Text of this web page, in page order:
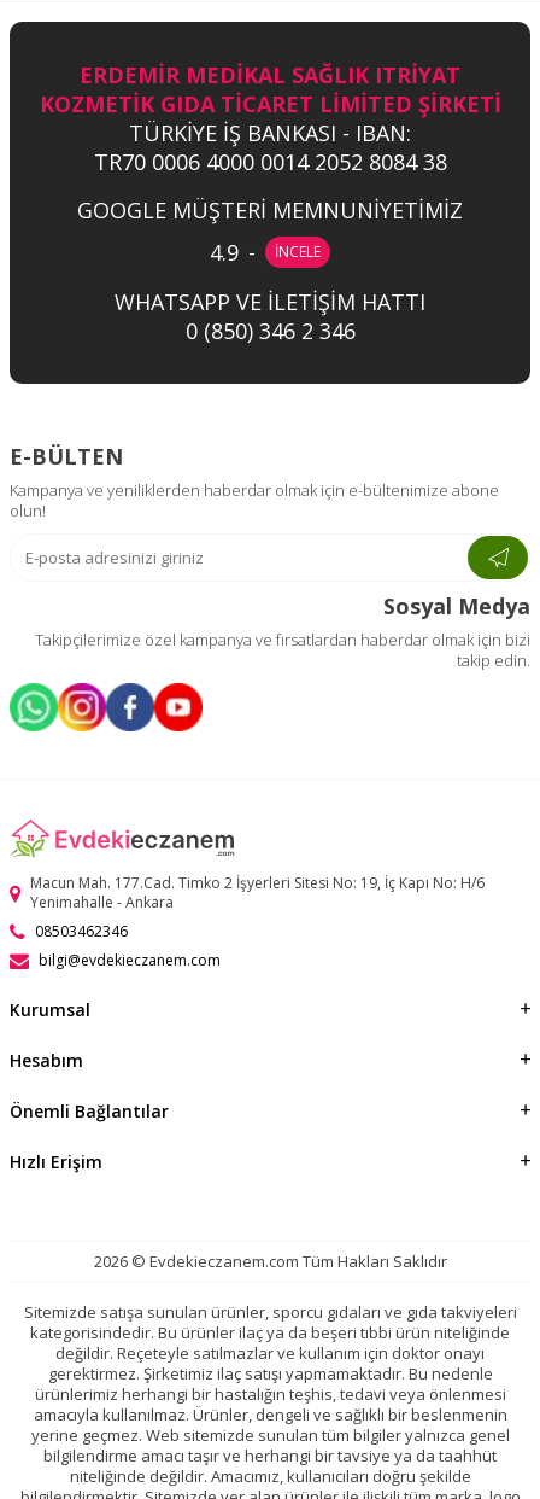
ERDEMİR MEDİKAL SAĞLIK ITRİYAT
KOZMETİK GIDA TİCARET LİMİTED ŞİRKETİ
TÜRKİYE İŞ BANKASI - IBAN:
TR70 0006 4000 0014 2052 8084 38
GOOGLE MÜŞTERİ MEMNUNİYETİMİZ
4.9 - İNCELE
WHATSAPP VE İLETİŞİM HATTI
0 (850) 346 2 346
E-BÜLTEN
Kampanya ve yeniliklerden haberdar olmak için e-bültenimize abone
olun!
Sosyal Medya
Takipçilerimize özel kampanya ve fırsatlardan haberdar olmak için bizi
takip edin.
Macun Mah. 177.Cad. Timko 2 İşyerleri Sitesi No: 19, İç Kapı No: H/6
Yenimahalle - Ankara
08503462346
bilgi@evdekieczanem.com
Kurumsal
Hesabım
Önemli Bağlantılar
Hızlı Erişim
2026 © Evdekieczanem.com Tüm Hakları Saklıdır
Sitemizde satışa sunulan ürünler, sporcu gıdaları ve gıda takviyeleri
kategorisindedir. Bu ürünler ilaç ya da beşeri tıbbi ürün niteliğinde
değildir. Reçeteyle satılmazlar ve kullanım için doktor onayı
gerektirmez. Şirketimiz ilaç satışı yapmamaktadır. Bu nedenle
ürünlerimiz herhangi bir hastalığın teşhis, tedavi veya önlenmesi
amacıyla kullanılmaz. Ürünler, dengeli ve sağlıklı bir beslenmenin
yerine geçmez. Web sitemizde sunulan tüm bilgiler yalnızca genel
bilgilendirme amacı taşır ve herhangi bir tavsiye ya da taahhüt
niteliğinde değildir. Amacımız, kullanıcıları doğru şekilde